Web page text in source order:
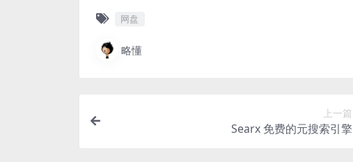
网盘
略懂
上一篇
Searx 免费的元搜索引擎